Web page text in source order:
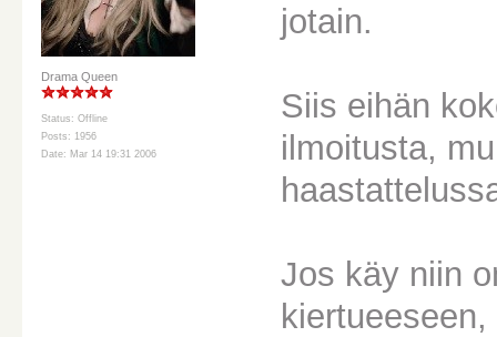
Drama Queen
Status: Offline
Posts: 1956
Date: Mar 14 19:31 2006
jotain.
Siis eihän
ilmoitusta,
Jos käy niin